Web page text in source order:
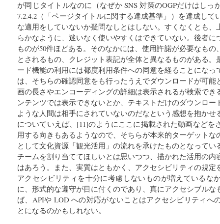
が同じタイトルなのに（なぜか SNS 対策のOGPだけはしっ
7.2.4.2（「ページタイトルに関する達成基準」）を達成し
な適用をしていないか疑問なしとはしない。すくなくとも
らかなように、迷いなく使いやすくはできていない。後者
ものが50件ほどある。そのなかには、使用許諾が必要なも
とされるもの、クレジット表記が全体と異なるものがある
ード機能の利用には都度利用条件への同意を経ることにな
は、そちらの確認同意をも行ったうえでダウンロードが可
画の長さやエンコーディングの詳細は表示されるが検索で
ンテンツでは表示できないとか、テキストだけのダウンロ
ような人間は相手にされていないのだなという感想を抱か
についていえば、[11]のようにここに掲載された動画などを
用する向きもあるようなので、そちらが本来的ターゲット
として文化資源「観光活用」の流れを承けたものとなって
チームを割り当ててほしいとは思いつつ、描かれた活用の内
はあろう。また、実質はともかく、アクセシビリティの規
アクセシビリティを十分に考慮しないものが増えているな
に、形式的な遵守が目に付くのであり、真にアクセシブル
ば、APIや LOD への対応がないことはアクセシビリティへ
とになるのかもしれない。